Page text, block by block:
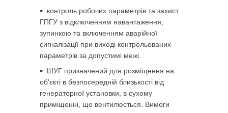
контроль робочих параметрів та захист
ГПГУ з відключенням навантаження,
зупинкою та включенням аварійної
сигналізації при виході контрольованих
параметрів за допустимі межі.
ШУГ призначений для розміщення на
об'єкті в безпосередній близькості від
генераторної установки, в сухому
приміщенні, що вентилюється. Вимоги